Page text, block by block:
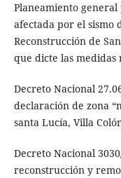
Planeamiento
afectada por el sismo
Reconstrucción de
que dicte las medidas
Decreto Nacional
declaración de zona
santa Lucía, Villa
Decreto Nacional
reconstrucción y